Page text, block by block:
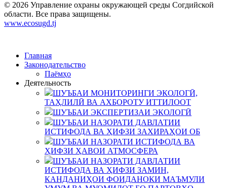
© 2026 Управление охраны окружающей среды Согдийской
области. Все права защищены.
www.ecosugd.tj
Главная
Законодательство
Паёмҳо
Деятельность
ШУЪБАИ МОНИТОРИНГИ ЭКОЛОГӢ,
ТАҲЛИЛӢ ВА АХБОРОТУ ИТТИЛООТ
ШУЪБАИ ЭКСПЕРТИЗАИ ЭКОЛОГӢ
ШУЪБАИ НАЗОРАТИ ДАВЛАТИИ
ИСТИФОДА ВА ҲИФЗИ ЗАХИРАҲОИ ОБ
ШУЪБАИ НАЗОРАТИ ИСТИФОДА ВА
ҲИФЗИ ҲАВОИ АТМОСФЕРА
ШУЪБАИ НАЗОРАТИ ДАВЛАТИИ
ИСТИФОДА ВА ҲИФЗИ ЗАМИН,
КАНДАНИҲОИ ФОИДАНОКИ МАЪМУЛИ